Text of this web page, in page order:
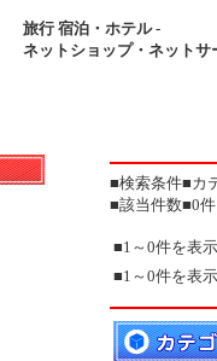
旅行 宿泊・ホテル -
ネットショップ・ネットサ
■検索条件■カ
■該当件数■0件
■1～0件を表示
■1～0件を表示